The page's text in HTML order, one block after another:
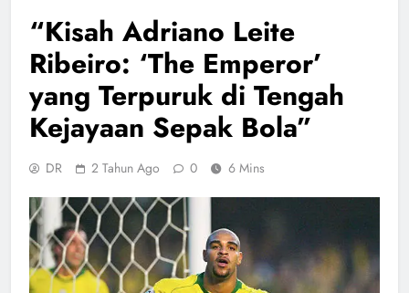
“Kisah Adriano Leite
Ribeiro: ‘The Emperor’
yang Terpuruk di Tengah
Kejayaan Sepak Bola”
DR 2 Tahun Ago 0 6 Mins